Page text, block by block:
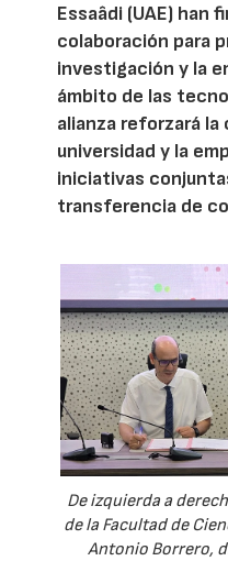
Essaâdi (UAE) han
colaboración para
investigación y la
ámbito de las
alianza reforzará
universidad y la
iniciativas
transferencia de
De izquierda a
de la Facultad de
Antonio Borrero,